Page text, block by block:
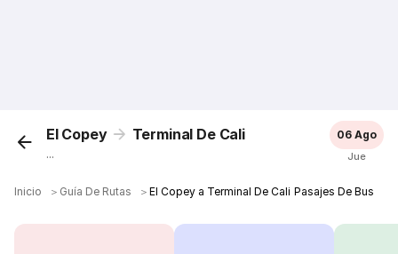
El Copey Terminal De Cali
...
06 Ago
Jue
Inicio ＞ Guía De Rutas ＞El Copey a Terminal De Cali Pasajes De Bus